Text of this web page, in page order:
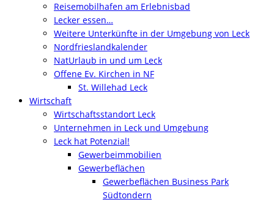
Reisemobilhafen am Erlebnisbad
Lecker essen…
Weitere Unterkünfte in der Umgebung von Leck
Nordfrieslandkalender
NatUrlaub in und um Leck
Offene Ev. Kirchen in NF
St. Willehad Leck
Wirtschaft
Wirtschaftsstandort Leck
Unternehmen in Leck und Umgebung
Leck hat Potenzial!
Gewerbeimmobilien
Gewerbeflächen
Gewerbeflächen Business Park
Südtondern